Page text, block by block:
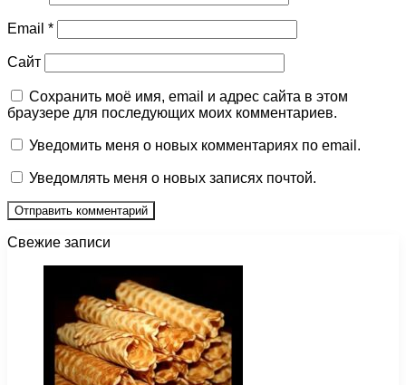
Email *
Сайт
Сохранить моё имя, email и адрес сайта в этом
браузере для последующих моих комментариев.
Уведомить меня о новых комментариях по email.
Уведомлять меня о новых записях почтой.
Свежие записи